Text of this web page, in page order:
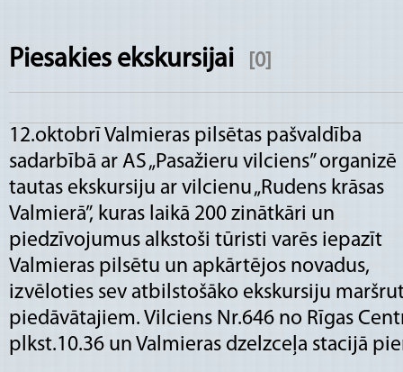
Piesakies ekskursijai [0]
12.oktobrī Valmieras pilsētas pašvaldība
sadarbībā ar AS „Pasažieru vilciens” organizē
tautas ekskursiju ar vilcienu „Rudens krāsas
Valmierā”, kuras laikā 200 zinātkāri un
piedzīvojumus alkstoši tūristi varēs iepazīt
Valmieras pilsētu un apkārtējos novadus,
izvēloties sev atbilstošāko ekskursiju
piedāvātajiem. Vilciens Nr.646 no Rīgas
plkst.10.36 un Valmieras dzelzceļa stacijā